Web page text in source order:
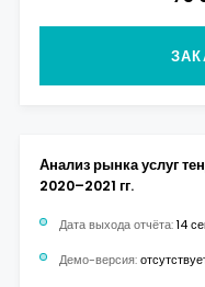
Анализ рынка услуг
2020–2021 гг.
Дата выхода отчёта: 14
Демо-версия: